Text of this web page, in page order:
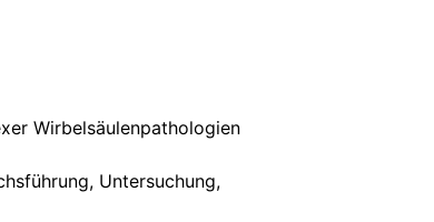
Wirbelsäulenpathologien
Untersuchung,